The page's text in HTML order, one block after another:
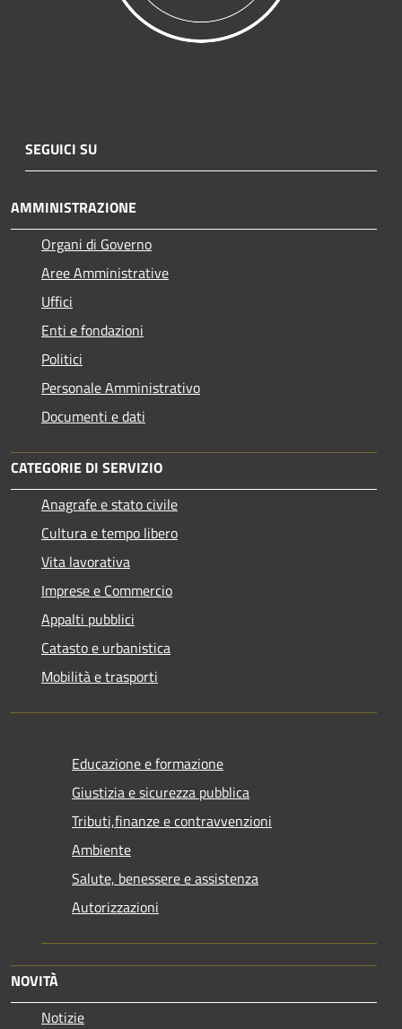
SEGUICI SU
AMMINISTRAZIONE
Organi di Governo
Aree Amministrative
Uffici
Enti e fondazioni
Politici
Personale Amministrativo
Documenti e dati
CATEGORIE DI SERVIZIO
Anagrafe e stato civile
Cultura e tempo libero
Vita lavorativa
Imprese e Commercio
Appalti pubblici
Catasto e urbanistica
Mobilità e trasporti
Educazione e formazione
Giustizia e sicurezza pubblica
Tributi,finanze e contravvenzioni
Ambiente
Salute, benessere e assistenza
Autorizzazioni
NOVITÀ
Notizie